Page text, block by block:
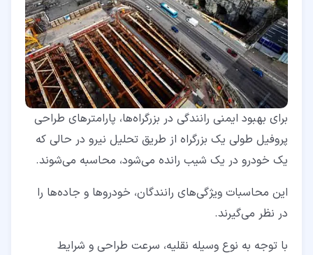
برای بهبود ایمنی رانندگی در بزرگراه‌ها، پارامترهای طراحی
پروفیل طولی یک بزرگراه از طریق تحلیل نیرو در حالی که
یک خودرو در یک شیب رانده می‌شود، محاسبه می‌شوند.
این محاسبات ویژگی‌های رانندگان، خودروها و جاده‌ها را
در نظر می‌گیرند.
با توجه به نوع وسیله نقلیه، سرعت طراحی و شرایط